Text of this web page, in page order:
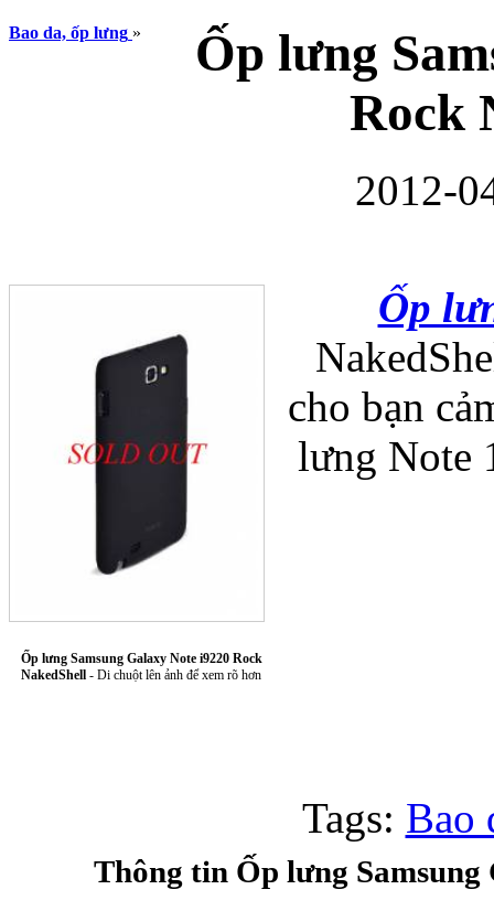
Bao da Samsung
Ốp lưng Samsung
Bao da, ốp lưng »
Ốp lưng
Rock
2012-
Ốp lưng Samsung Galaxy Note i9220 Rock
NakedShell - Di chuột lên ảnh để xem rõ hơn
Ốp
cho bạn
lưng Note
Tags: Bao
Thông tin Ốp lưng